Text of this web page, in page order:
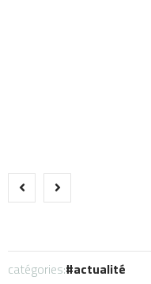
catégories: actualité